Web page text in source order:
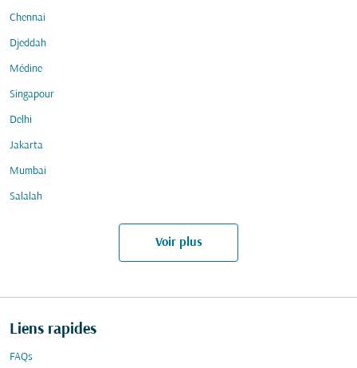
Chennai
Djeddah
Médine
Singapour
Delhi
Jakarta
Mumbai
Salalah
Voir plus
Liens rapides
FAQs